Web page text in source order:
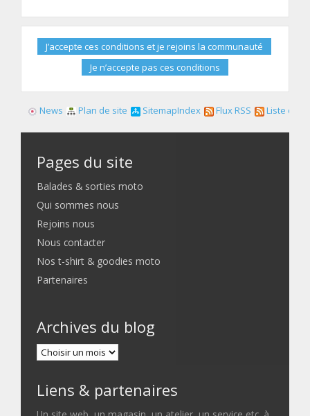
News Plan de site SitemapIndex Flux RSS Liste des
Pages du site
Balades & sorties moto
Qui sommes nous
Rejoins nous
Nous contacter
Nos t-shirt & goodies moto
Partenaires
Archives du blog
Liens & partenaires